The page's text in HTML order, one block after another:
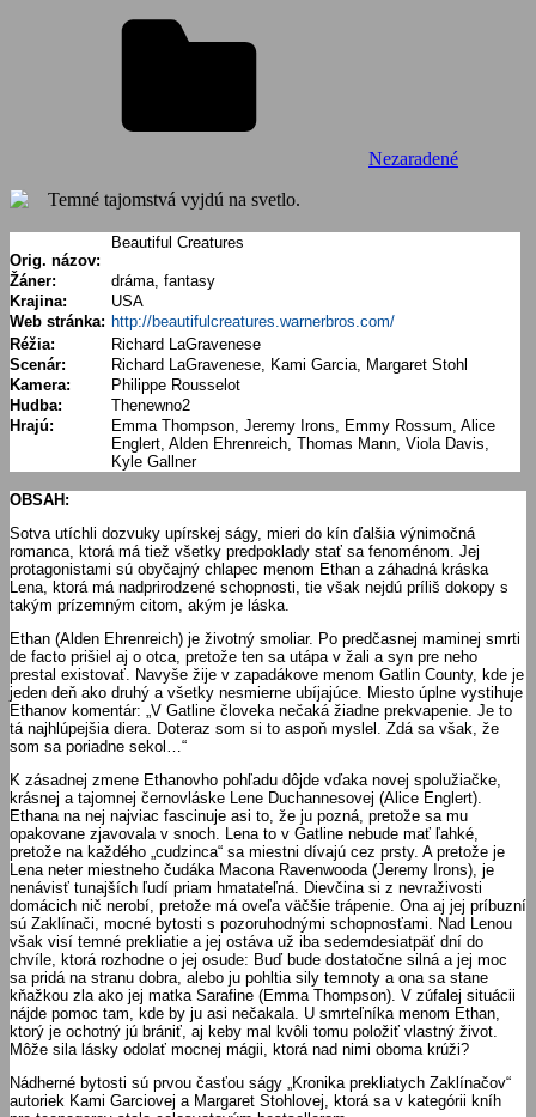
Nezaradené
Temné tajomstvá vyjdú na svetlo.
Orig. názov:
Beautiful Creatures
Žáner:
dráma, fantasy
Krajina:
USA
Web stránka: http://beautifulcreatures.warnerbros.com/
Réžia:
Richard LaGravenese
Scenár:
Richard LaGravenese, Kami Garcia, Margaret Stohl
Kamera:
Philippe Rousselot
Hudba:
Thenewno2
Hrajú:
Emma Thompson, Jeremy Irons, Emmy Rossum, Alice
Englert, Alden Ehrenreich, Thomas Mann, Viola Davis,
Kyle Gallner
OBSAH:
Sotva utíchli dozvuky upírskej ságy, mieri do kín ďalšia výnimočná
romanca, ktorá má tiež všetky predpoklady stať sa fenoménom. Jej
protagonistami sú obyčajný chlapec menom Ethan a záhadná kráska
Lena, ktorá má nadprirodzené schopnosti, tie však nejdú príliš dokopy s
takým prízemným citom, akým je láska.
Ethan (Alden Ehrenreich) je životný smoliar. Po predčasnej maminej smrti
de facto prišiel aj o otca, pretože ten sa utápa v žali a syn pre neho
prestal existovať. Navyše žije v zapadákove menom Gatlin County, kde je
jeden deň ako druhý a všetky nesmierne ubíjajúce. Miesto úplne vystihuje
Ethanov komentár: „V Gatline človeka nečaká žiadne prekvapenie. Je to
tá najhlúpejšia diera. Doteraz som si to aspoň myslel. Zdá sa však, že
som sa poriadne sekol…“
K zásadnej zmene Ethanovho pohľadu dôjde vďaka novej spolužiačke,
krásnej a tajomnej černovláske Lene Duchannesovej (Alice Englert).
Ethana na nej najviac fascinuje asi to, že ju pozná, pretože sa mu
opakovane zjavovala v snoch. Lena to v Gatline nebude mať ľahké,
pretože na každého „cudzinca“ sa miestni dívajú cez prsty. A pretože je
Lena neter miestneho čudáka Macona Ravenwooda (Jeremy Irons), je
nenávisť tunajších ľudí priam hmatateľná. Dievčina si z nevraživosti
domácich nič nerobí, pretože má oveľa väčšie trápenie. Ona aj jej príbuzní
sú Zaklínači, mocné bytosti s pozoruhodnými schopnosťami. Nad Lenou
však visí temné prekliatie a jej ostáva už iba sedemdesiatpäť dní do
chvíle, ktorá rozhodne o jej osude: Buď bude dostatočne silná a jej moc
sa pridá na stranu dobra, alebo ju pohltia sily temnoty a ona sa stane
kňažkou zla ako jej matka Sarafine (Emma Thompson). V zúfalej situácii
nájde pomoc tam, kde by ju asi nečakala. U smrteľníka menom Ethan,
ktorý je ochotný jú brániť, aj keby mal kvôli tomu položiť vlastný život.
Môže sila lásky odolať mocnej mágii, ktorá nad nimi oboma krúži?
Nádherné bytosti sú prvou časťou ságy „Kronika prekliatych Zaklínačov“
autoriek Kami Garciovej a Margaret Stohlovej, ktorá sa v kategórii kníh